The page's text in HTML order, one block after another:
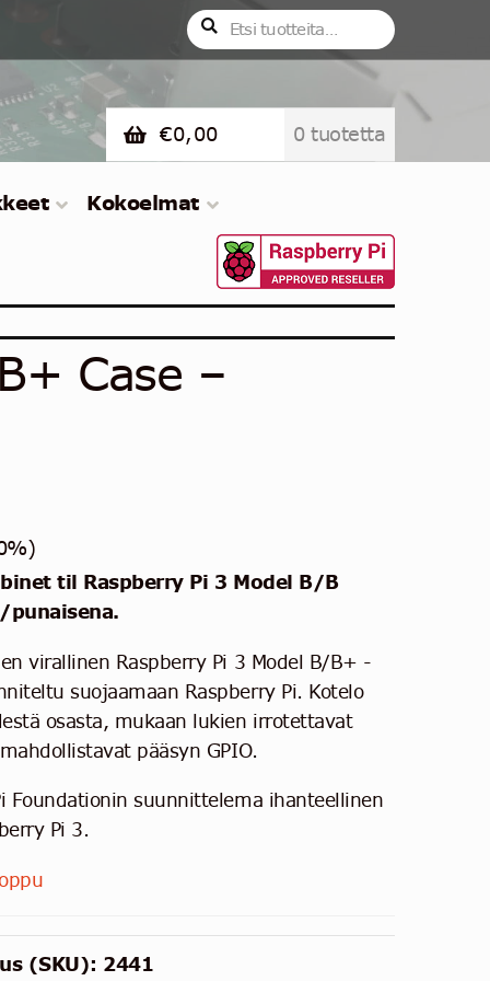
Etsi:
Haku
€0,00 0 tuotetta
Kokoelmat
Case –
til Raspberry Pi 3 Model B/B
punaisena.
virallinen Raspberry Pi 3 Model B/B+ -
suojaamaan Raspberry Pi. Kotelo
osasta, mukaan lukien irrotettavat
pääsyn GPIO.
Foundationin suunnittelema ihanteellinen
Pi 3.
(SKU): 2441